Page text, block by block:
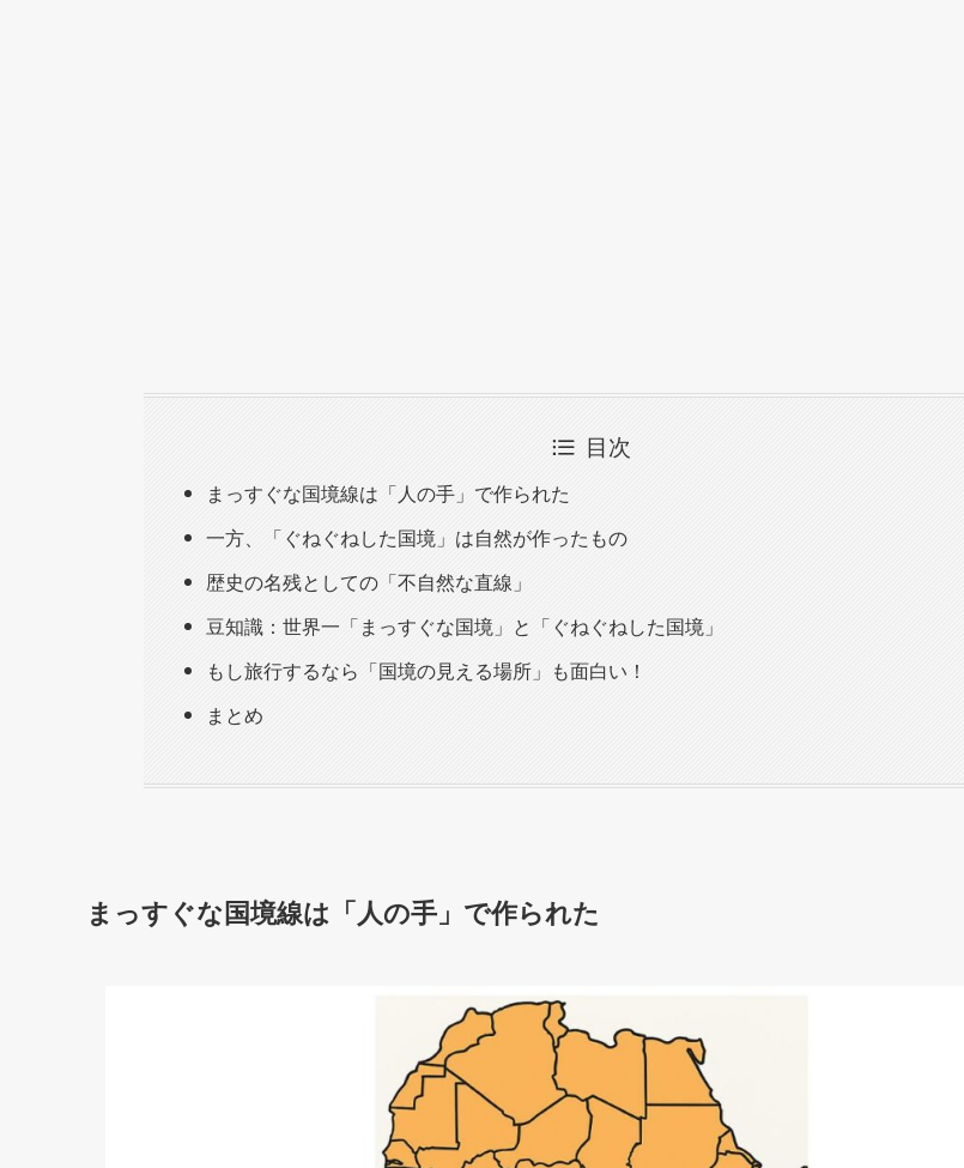
目次
まっすぐな国境線は「人の手」で作られた
一方、「ぐねぐねした国境」は自然が作ったもの
歴史の名残としての「不自然な直線」
豆知識：世界一「まっすぐな国境」と「ぐねぐねした国境」
もし旅行するなら「国境の見える場所」も面白い！
まとめ
まっすぐな国境線は「人の手」で作られた